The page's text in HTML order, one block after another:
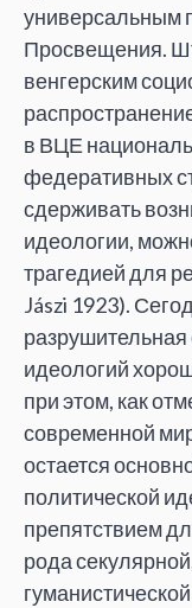
универсальным
Просвещения.
венгерским
в ВЦЕ
федеративных
сдерживать
идеологии,
трагедией для
Jászi 1923).
идеологий
при этом, как
современной
остается
политической
препятствием
рода